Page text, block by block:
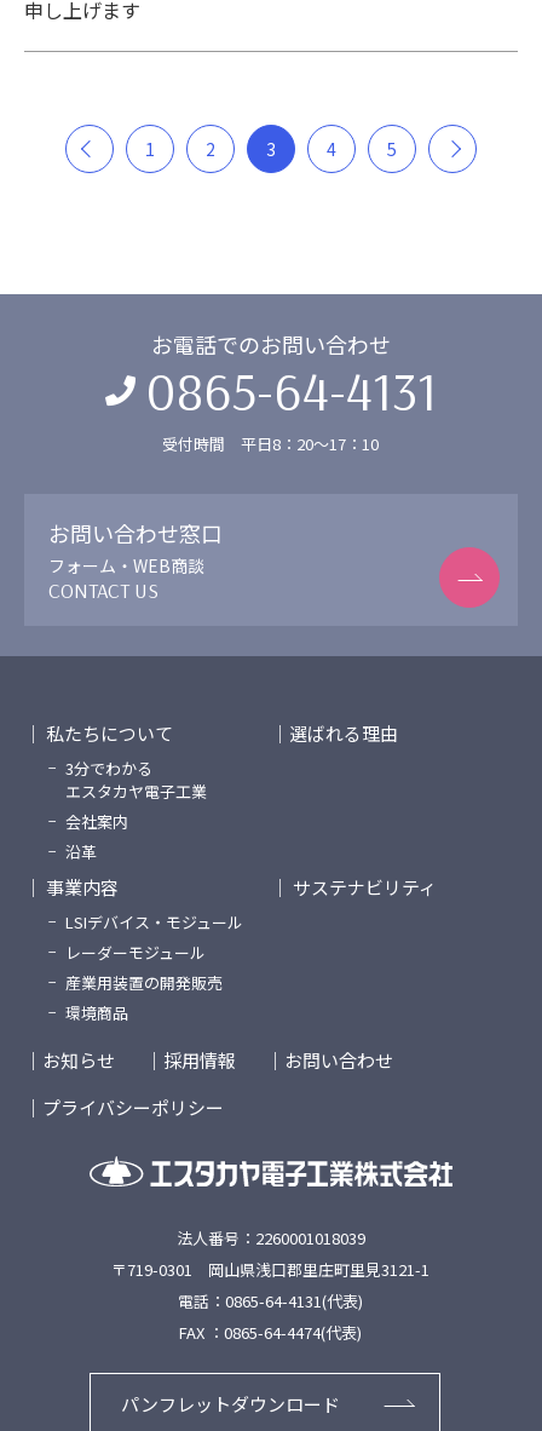
申し上げます
1 2 3 4 5
お電話でのお問い合わせ
0865-64-4131
受付時間 平日8：20〜17：10
お問い合わせ窓口
フォーム・WEB商談
CONTACT US
法人番号：2260001018039
〒719-0301 岡山県浅口郡里庄町里見3121-1
電話：0865-64-4131(代表)
FAX ：0865-64-4474(代表)
パンフレットダウンロード
私たちについて
3分でわかる
エスタカヤ電子工業
会社案内
沿革
選ばれる理由
事業内容
LSIデバイス・モジュール
レーダーモジュール
産業用装置の開発販売
環境商品
サステナビリティ
お知らせ 採用情報
お問い合わせ
プライバシーポリシー